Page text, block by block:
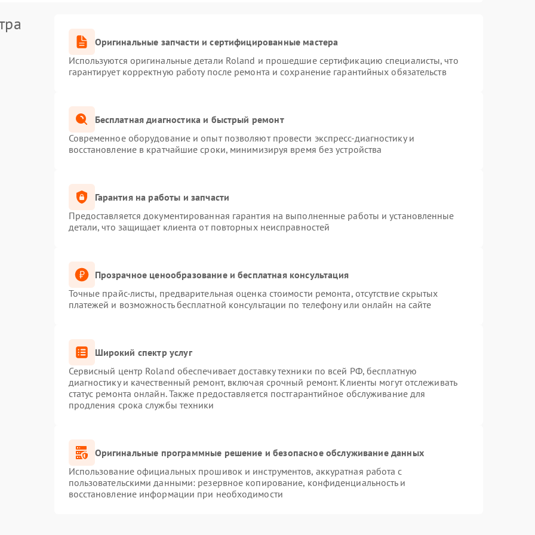
Оригинальные запчасти и сертифицированные мастера
Используются оригинальные детали Roland и прошедшие сертификацию специалисты, что
гарантирует корректную работу после ремонта и сохранение гарантийных обязательств
Бесплатная диагностика и быстрый ремонт
Современное оборудование и опыт позволяют провести экспресс-диагностику и
восстановление в кратчайшие сроки, минимизируя время без устройства
Гарантия на работы и запчасти
Предоставляется документированная гарантия на выполненные работы и установленные
детали, что защищает клиента от повторных неисправностей
Прозрачное ценообразование и бесплатная консультация
Точные прайс-листы, предварительная оценка стоимости ремонта, отсутствие скрытых
платежей и возможность бесплатной консультации по телефону или онлайн на сайте
Широкий спектр услуг
Сервисный центр Roland обеспечивает доставку техники по всей РФ, бесплатную
диагностику и качественный ремонт, включая срочный ремонт. Клиенты могут отслеживать
статус ремонта онлайн. Также предоставляется постгарантийное обслуживание для
продления срока службы техники
Оригинальные программные решение и безопасное обслуживание данных
Использование официальных прошивок и инструментов, аккуратная работа с
пользовательскими данными: резервное копирование, конфиденциальность и
восстановление информации при необходимости